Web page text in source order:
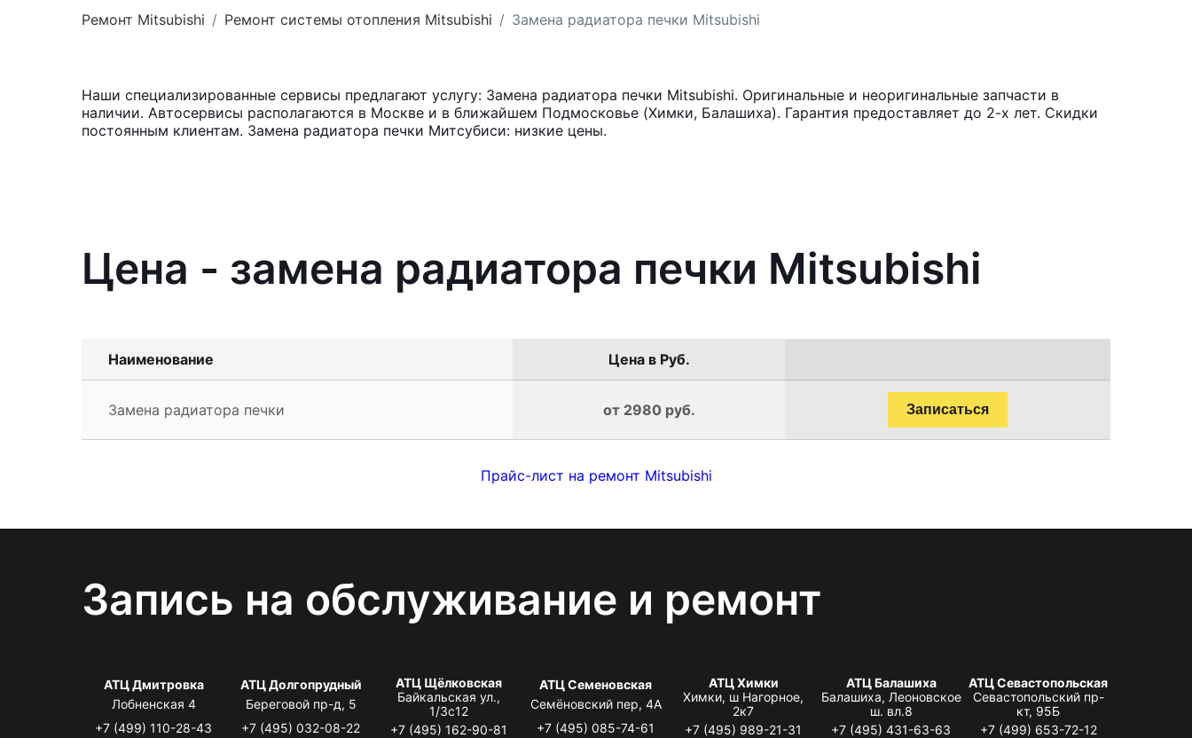
Ремонт Mitsubishi Ремонт системы отопления Mitsubishi Замена радиатора печки Mitsubishi
Наши специализированные сервисы предлагают услугу: Замена радиатора печки Mitsubishi. Оригинальные и неоригинальные запчасти в
наличии. Автосервисы располагаются в Москве и в ближайшем Подмосковье (Химки, Балашиха). Гарантия предоставляет до 2-х лет. Скидки
постоянным клиентам. Замена радиатора печки Митсубиси: низкие цены.
Цена - замена радиатора печки Mitsubishi
Наименование Цена в Руб.
Замена радиатора печки от 2980 руб. Записаться
Прайс-лист на ремонт Mitsubishi
Запись на обслуживание и ремонт
АТЦ Дмитровка
Лобненская 4
+7 (499) 110-28-43
АТЦ Долгопрудный
Береговой пр-д, 5
+7 (495) 032-08-22
АТЦ Щёлковская
Байкальская ул.,
1/3с12
+7 (495) 162-90-81
АТЦ Семеновская
Семёновский пер, 4А
+7 (495) 085-74-61
АТЦ Химки
Химки, ш Нагорное,
2к7
+7 (495) 989-21-31
АТЦ Балашиха
Балашиха, Леоновское
ш. вл.8
+7 (495) 431-63-63
АТЦ Севастопольская
Севастопольский пр-
кт, 95Б
+7 (499) 653-72-12